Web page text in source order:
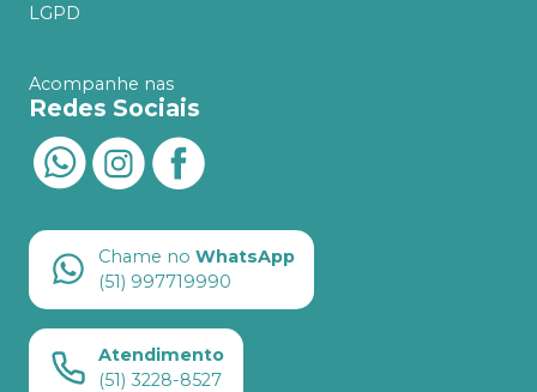
LGPD
Acompanhe nas
Redes Sociais
Chame no WhatsApp
(51) 997719990
Atendimento
(51) 3228-8527